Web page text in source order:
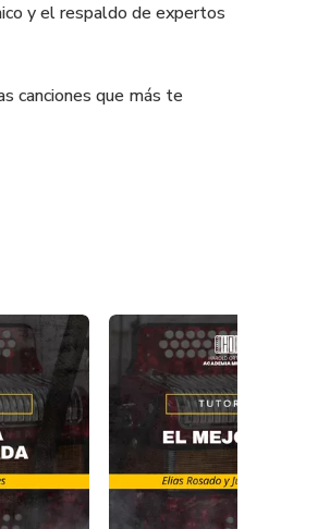
y el respaldo de expertos
canciones que más te